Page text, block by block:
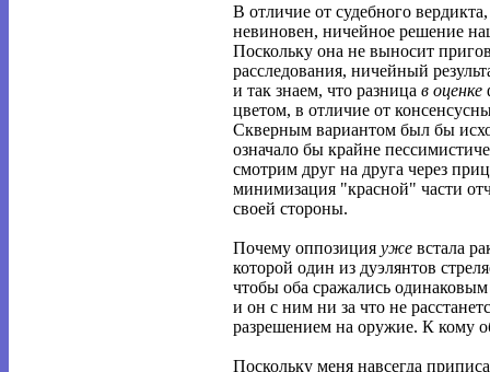
В отличие от судебного
невиновен, ничейное решение
Поскольку она не выносит
расследования, ничейный
и так знаем, что разница в оценке
цветом, в отличие от
Скверным вариантом был бы
означало бы крайне
смотрим друг на друга через
минимизация "красной" части
своей стороны.
Почему оппозиция уже встала
которой один из дуэлянтов
чтобы оба сражались
и он с ним ни за что не
разрешением на оружие. К кому
Поскольку меня навсегда